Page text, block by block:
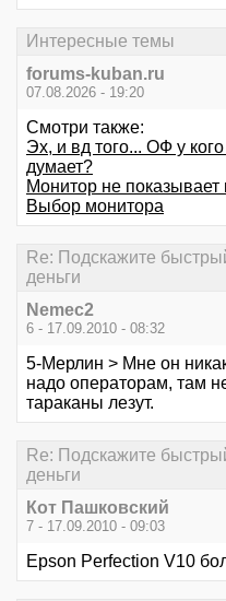
Интересные темы
forums-kuban.ru
07.08.2026 - 19:20
Смотри также:
Эх, и вд того... ОФ у
думает?
Монитор не показывает
Выбор монитора
Re: Подскажите
деньги
Nemec2
6 - 17.09.2010 - 08:32
5-Мерлин > Мне он
надо операторам, там
тараканы лезут.
Re: Подскажите
деньги
Кот Пашковский
7 - 17.09.2010 - 09:03
Epson Perfection V10